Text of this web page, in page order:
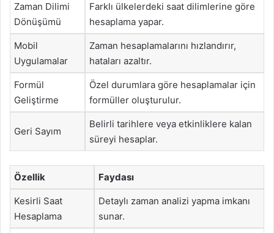
Zaman Dilimi
Dönüşümü
Farklı ülkelerdeki saat dilimlerine göre
hesaplama yapar.
Mobil
Uygulamalar
Zaman hesaplamalarını hızlandırır,
hataları azaltır.
Formül
Geliştirme
Özel durumlara göre hesaplamalar için
formüller oluşturulur.
Geri Sayım
Belirli tarihlere veya etkinliklere kalan
süreyi hesaplar.
Özellik Faydası
Kesirli Saat
Hesaplama
Detaylı zaman analizi yapma imkanı
sunar.